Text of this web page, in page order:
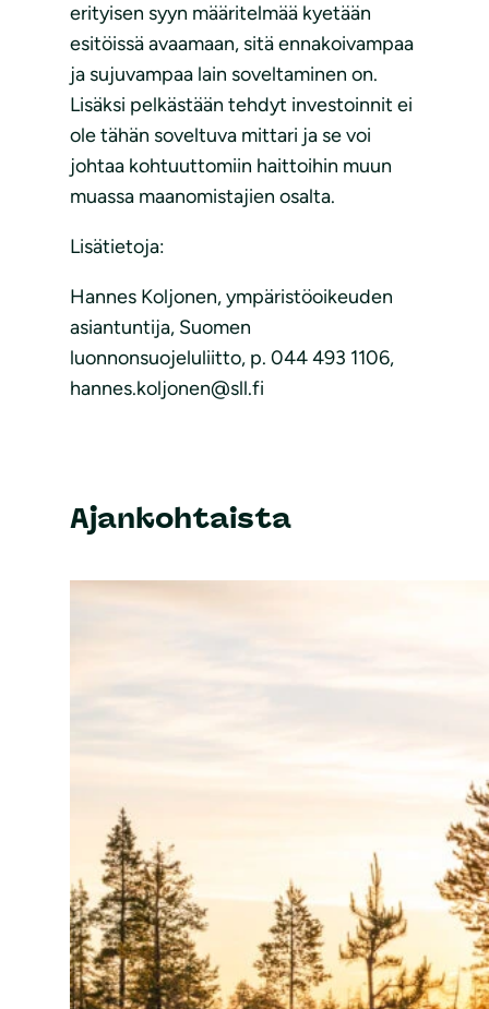
erityisen syyn määritelmää kyetään
esitöissä avaamaan, sitä ennakoivampaa
ja sujuvampaa lain soveltaminen on.
Lisäksi pelkästään tehdyt investoinnit ei
ole tähän soveltuva mittari ja se voi
johtaa kohtuuttomiin haittoihin muun
muassa maanomistajien osalta.
Lisätietoja:
Hannes Koljonen, ympäristöoikeuden
asiantuntija, Suomen
luonnonsuojeluliitto, p. 044 493 1106,
hannes.koljonen@sll.fi
Ajankohtaista